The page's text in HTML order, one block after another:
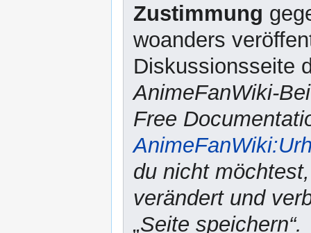
Zustimmung
woanders
Diskussionsseite
AnimeFanWiki-
Free
du nicht
verändert und
„Seite speichern“.